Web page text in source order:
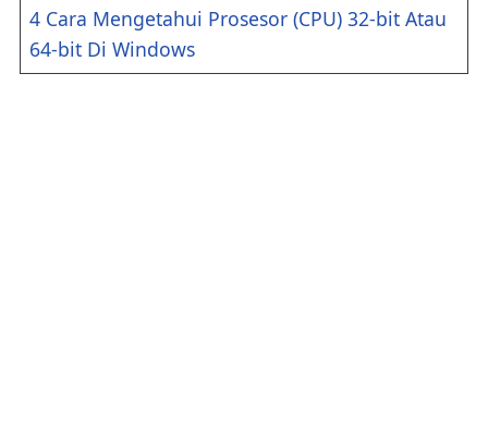
4 Cara Mengetahui Prosesor (CPU) 32-bit Atau
64-bit Di Windows